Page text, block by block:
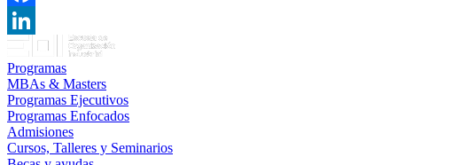
Facebook
LinkedIn
Programas
MBAs & Masters
Programas Ejecutivos
Programas Enfocados
Admisiones
Cursos, Talleres y Seminarios